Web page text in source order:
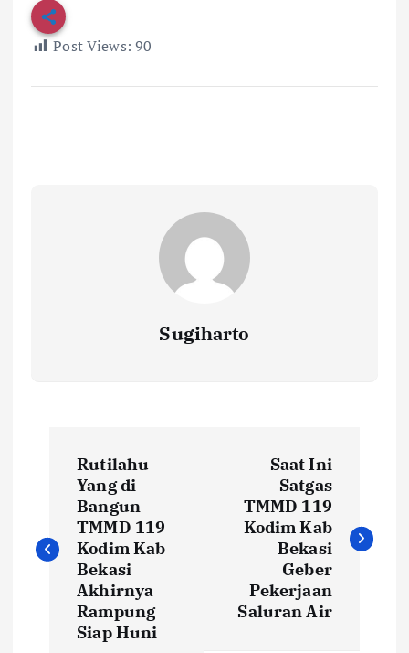
Post Views: 90
Sugiharto
v
Rutilahu
Yang di
Bangun
TMMD 119
Kodim Kab
Bekasi
Akhirnya
Rampung
Siap Huni
Saat Ini
Satgas
TMMD 119
Kodim Kab
Bekasi
Geber
Pekerjaan
Saluran Air